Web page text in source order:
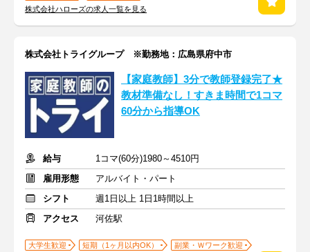
株式会社ハローズの求人一覧を見る
株式会社トライグループ ※勤務地：広島県府中市
【家庭教師】3分で教師登録完了★
教材準備なし！すきま時間で1コマ
60分から指導OK
給与
1コマ(60分)1980～4510円
雇用形態
アルバイト・パート
シフト
週1日以上 1日1時間以上
アクセス
河佐駅
大学生歓迎 短期（1ヶ月以内OK）
副業・Ｗワーク歓迎